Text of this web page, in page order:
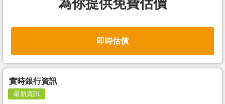
為你提供免費估價
即時估價
實時銀行資訊
最新資訊